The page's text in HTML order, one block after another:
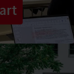
der sich
immer